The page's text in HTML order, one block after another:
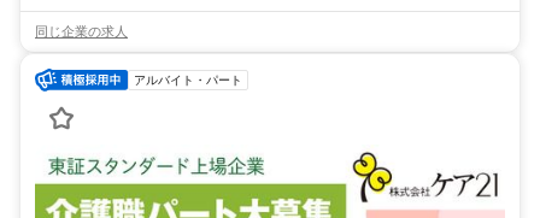
同じ企業の求人
アルバイト・パート